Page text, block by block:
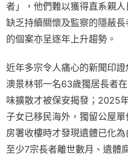
者」，他們難以獲得直系親
缺乏持續關懷及監察的隱蔽
的個案亦呈逐年上升趨勢。
近年多宗令人痛心的新聞印
澳景林邨一名63歲獨居長者
味擴散才被保安揭發；2025
子女已移民海外，獨留公屋單
房署收樓時才發現遺體已化
至少7宗長者離世數月、遺體